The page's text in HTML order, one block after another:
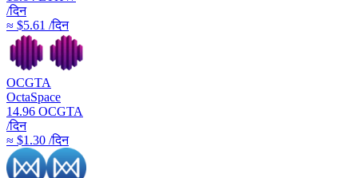
/दिन
≈ $5.61 /दिन
OCGTA
OctaSpace
14.96 OCGTA
/दिन
≈ $1.30 /दिन